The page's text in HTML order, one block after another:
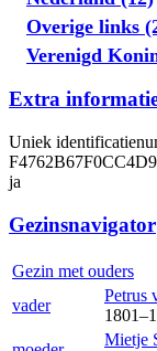
Overige links
Verenigd
Extra
Uniek
ja
Gezinsnavigator
Gezin met ouders
vader
Petrus
1801–
Mietje